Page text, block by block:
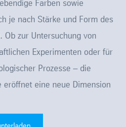
Farben sowie
je nach Stärke und Form des
Ob zur Untersuchung von
Experimenten oder für
Prozesse – die
eröffnet eine neue Dimension